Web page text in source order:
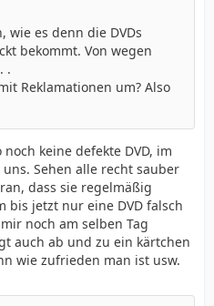
wie es denn die DVDs
bekommt. Von wegen
.
Reklamationen um? Also
keine defekte DVD, im
Sehen alle recht sauber
dass sie regelmäßig
bis jetzt nur eine DVD falsch
noch am selben Tag
auch ab und zu ein kärtchen
wie zufrieden man ist usw.